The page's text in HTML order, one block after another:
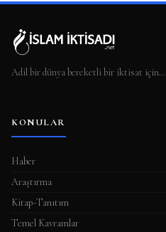
Adil bir dünya bereketli bir iktisat için…
KONULAR
Haber
Araştırma
Kitap-Tanıtım
Temel Kavramlar